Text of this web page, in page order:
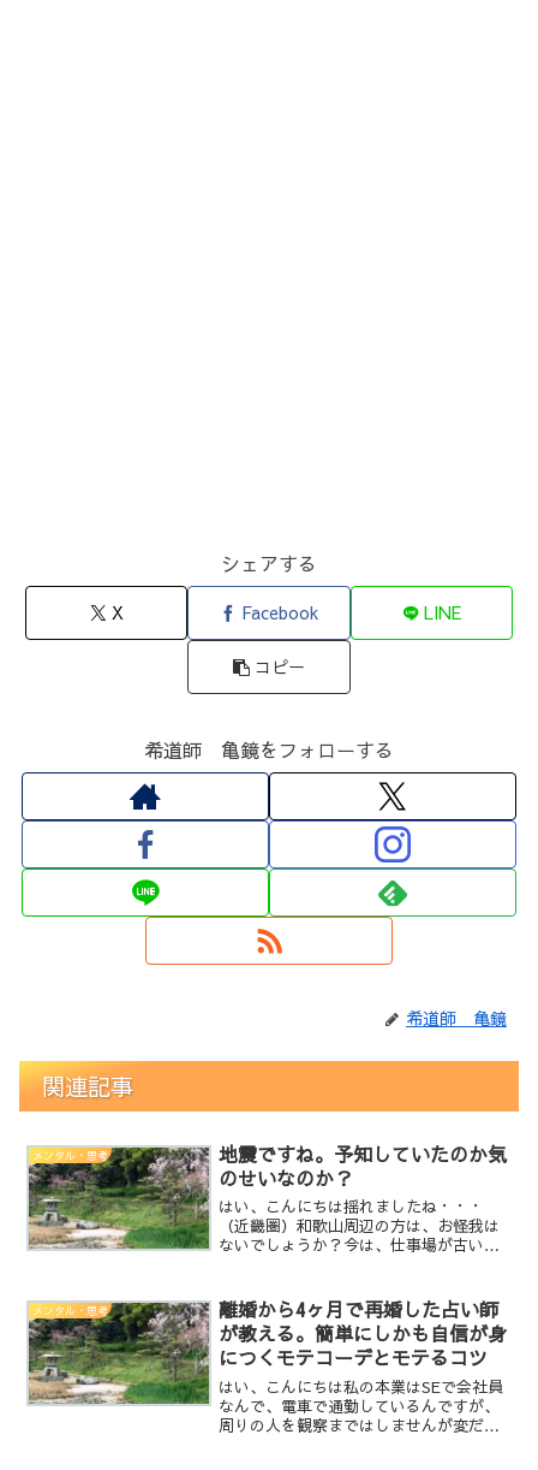
シェアする
X Facebook LINE
コピー
希道師 亀鏡をフォローする
希道師 亀鏡
関連記事
メンタル・思考
地震ですね。予知していたのか気
のせいなのか？
はい、こんにちは揺れましたね・・・
（近畿圏）和歌山周辺の方は、お怪我は
ないでしょうか？今は、仕事場が古い小
２程度のはずなんだけど・・・このビル
怖い(笑)地震って独特の...
メンタル・思考
離婚から4ヶ月で再婚した占い師
が教える。簡単にしかも自信が身
につくモテコーデとモテるコツ
はい、こんにちは私の本業はSEで会社員
なんで、電車で通勤しているんですが、
周りの人を観察まではしませんが変だな